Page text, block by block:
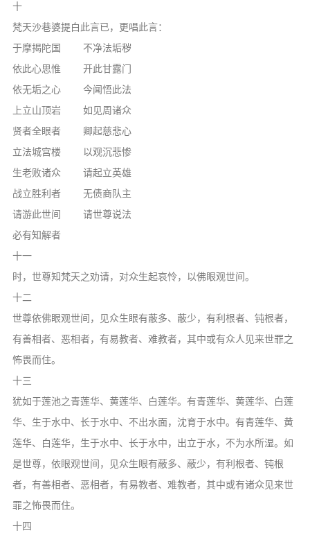
十
梵天沙巷婆提白此言已，更唱此言：
于摩揭陀国 不净法垢秽
依此心思惟 开此甘露门
依无垢之心 今闻悟此法
上立山顶岩 如见周诸众
贤者全眼者 卿起慈悲心
立法城宫楼 以观沉悲惨
生老败诸众 请起立英雄
战立胜利者 无债商队主
请游此世间 请世尊说法
必有知解者
十一
时，世尊知梵天之劝请，对众生起哀怜，以佛眼观世间。
十二
世尊依佛眼观世间，见众生眼有蔽多、蔽少，有利根者、钝根者，
有善相者、恶相者，有易教者、难教者，其中或有众人见来世罪之
怖畏而住。
十三
犹如于莲池之青莲华、黄莲华、白莲华。有青莲华、黄莲华、白莲
华、生于水中、长于水中、不出水面，沈育于水中。有青莲华、黄
莲华、白莲华，生于水中、长于水中，出立于水，不为水所湿。如
是世尊，依眼观世间，见众生眼有蔽多、蔽少，有利根者、钝根
者，有善相者、恶相者，有易教者、难教者，其中或有诸众见来世
罪之怖畏而住。
十四